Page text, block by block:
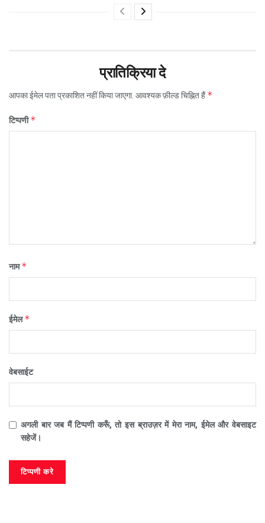
प्रातिक्रिया दे
आपका ईमेल पता प्रकाशित नहीं किया जाएगा. आवश्यक फ़ील्ड चिह्नित हैं*
टिप्पणी*
नाम*
ईमेल*
वेबसाईट
अगली बार जब मैं टिप्पणी करूँ, तो इस ब्राउज़र में मेरा नाम, ईमेल और वेबसाइट
सहेजें।